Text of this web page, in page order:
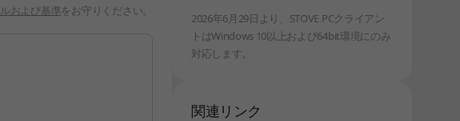
および基準をお守りください。
2026年6月29日より、STOVE PCクライアン
トはWindows 10以上および64bit環境にのみ
対応します。
関連リンク